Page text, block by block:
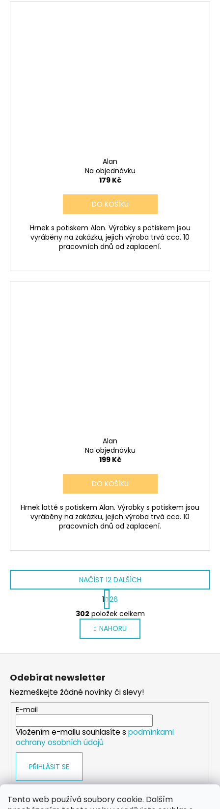
Tento web používá soubory cookie. Dalším
Alan
Na objednávku
179 Kč
DO KOŠÍKU
Hrnek s potiskem Alan. Výrobky s potiskem jsou
vyráběny na zakázku, jejich výroba trvá cca. 10
pracovních dnů od zaplacení.
Alan
Na objednávku
199 Kč
DO KOŠÍKU
Hrnek latté s potiskem Alan. Výrobky s potiskem jsou
vyráběny na zakázku, jejich výroba trvá cca. 10
pracovních dnů od zaplacení.
O
v
l
á
d
p
r
v
k
y
i
u
NAČÍST 12 DALŠÍCH
S
t
r
á
n
k
1 26
302 položek celkem
NAHORU
Z
Odebírat newsletter
Nezmeškejte žádné novinky či slevy!
E-mail
Vložením e-mailu souhlasíte s podmínkami
ochrany osobních údajů
PŘIHLÁSIT SE